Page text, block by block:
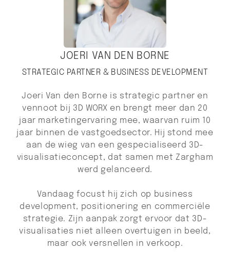
JOERI VAN DEN BORNE
STRATEGIC PARTNER & BUSINESS DEVELOPMENT
Joeri Van den Borne is strategic partner en
vennoot bij 3D WORX en brengt meer dan 20
jaar marketingervaring mee, waarvan ruim 10
jaar binnen de vastgoedsector. Hij stond mee
aan de wieg van een gespecialiseerd 3D-
visualisatieconcept, dat samen met Zargham
werd gelanceerd.
Vandaag focust hij zich op business
development, positionering en commerciële
strategie. Zijn aanpak zorgt ervoor dat 3D-
visualisaties niet alleen overtuigen in beeld,
maar ook versnellen in verkoop.